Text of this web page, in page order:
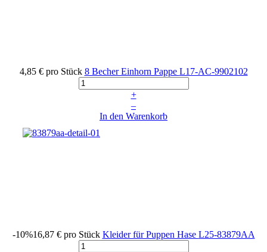
4,85 € pro Stück 8 Becher Einhorn Pappe L17-AC-9902102
+
–
In den Warenkorb
-10%16,87 € pro Stück Kleider für Puppen Hase L25-83879AA